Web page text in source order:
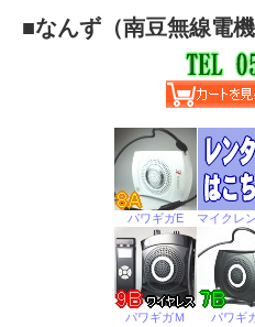
■なんず（南豆無線電